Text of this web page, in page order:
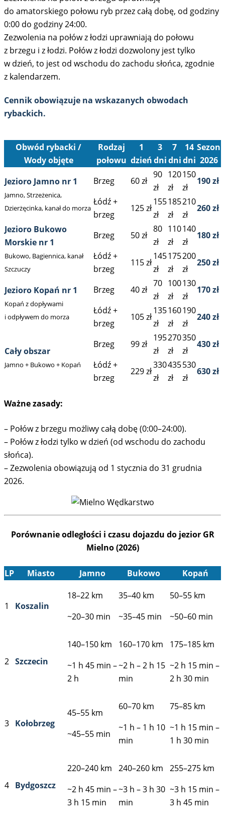
do amatorskiego połowu ryb przez całą dobę, od godziny
0:00 do godziny 24:00.
Zezwolenia na połów z łodzi uprawniają do połowu
z brzegu i z łodzi. Połów z łodzi dozwolony jest tylko
w dzień, to jest od wschodu do zachodu słońca, zgodnie
z kalendarzem.
Cennik obowiązuje na wskazanych obwodach
rybackich.
Obwód rybacki /
Wody objęte
Rodzaj
połowu
1
dzień
3
dni
7
dni
14
dni
Sezon
2026
Jezioro Jamno nr 1
Jamno, Strzeżenica,
Dzierżęcinka, kanał do morza
Brzeg 60 zł
90
zł
120
zł
150
zł
190 zł
Łódź +
brzeg
125 zł
155
zł
185
zł
210
zł
260 zł
Jezioro Bukowo
Morskie nr 1
Bukowo, Bagiennica, kanał
Szczuczy
Brzeg 50 zł
80
zł
110
zł
140
zł
180 zł
Łódź +
brzeg
115 zł
145
zł
175
zł
200
zł
250 zł
Jezioro Kopań nr 1
Kopań z dopływami
i odpływem do morza
Brzeg 40 zł
70
zł
100
zł
130
zł
170 zł
Łódź +
brzeg
105 zł
135
zł
160
zł
190
zł
240 zł
Cały obszar
Jamno + Bukowo + Kopań
Brzeg 99 zł
195
zł
270
zł
350
zł
430 zł
Łódź +
brzeg
229 zł
330
zł
435
zł
530
zł
630 zł
Ważne zasady:
– Połów z brzegu możliwy całą dobę (0:00–24:00).
– Połów z łodzi tylko w dzień (od wschodu do zachodu
słońca).
– Zezwolenia obowiązują od 1 stycznia do 31 grudnia
2026.
Porównanie odległości i czasu dojazdu do jezior GR
Mielno (2026)
LP Miasto Jamno Bukowo Kopań
1 Koszalin
18–22 km
~20–30 min
35–40 km
~35–45 min
50–55 km
~50–60 min
2 Szczecin
140–150 km
~1 h 45 min –
2 h
160–170 km
~2 h – 2 h 15
min
175–185 km
~2 h 15 min –
2 h 30 min
3 Kołobrzeg
45–55 km
~45–55 min
60–70 km
~1 h – 1 h 10
min
75–85 km
~1 h 15 min –
1 h 30 min
4 Bydgoszcz
220–240 km
~2 h 45 min –
3 h 15 min
240–260 km
~3 h – 3 h 30
min
255–275 km
~3 h 15 min –
3 h 45 min